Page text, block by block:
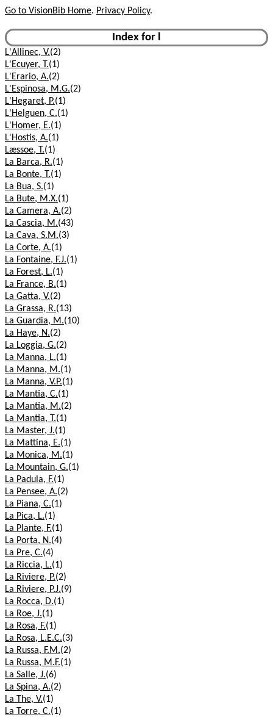
Go to VisionBib Home. Privacy Policy.
Index for l
L'Allinec, V.(2)
L'Ecuyer, T.(1)
L'Erario, A.(2)
L'Espinosa, M.G.(2)
L'Hegaret, P.(1)
L'Helguen, C.(1)
L'Homer, E.(1)
L'Hostis, A.(1)
Læssoe, T.(1)
La Barca, R.(1)
La Bonte, T.(1)
La Bua, S.(1)
La Bute, M.X.(1)
La Camera, A.(2)
La Cascia, M.(43)
La Cava, S.M.(3)
La Corte, A.(1)
La Fontaine, F.J.(1)
La Forest, L.(1)
La France, B.(1)
La Gatta, V.(2)
La Grassa, R.(13)
La Guardia, M.(10)
La Haye, N.(2)
La Loggia, G.(2)
La Manna, L.(1)
La Manna, M.(1)
La Manna, V.P.(1)
La Mantia, C.(1)
La Mantia, M.(2)
La Mantia, T.(1)
La Master, J.(1)
La Mattina, E.(1)
La Monica, M.(1)
La Mountain, G.(1)
La Padula, F.(1)
La Pensee, A.(2)
La Piana, C.(1)
La Pica, L.(1)
La Plante, F.(1)
La Porta, N.(4)
La Pre, C.(4)
La Riccia, L.(1)
La Riviere, P.(2)
La Riviere, P.J.(9)
La Rocca, D.(1)
La Roe, J.(1)
La Rosa, F.(1)
La Rosa, L.E.C.(3)
La Russa, F.M.(2)
La Russa, M.F.(1)
La Salle, J.(6)
La Spina, A.(2)
La The, V.(1)
La Torre, C.(1)